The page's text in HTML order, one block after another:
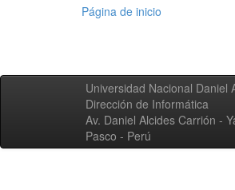
Página de inicio
Universidad Nacional Daniel
Dirección de Informática
Av. Daniel Alcides Carrión -
Pasco - Perú